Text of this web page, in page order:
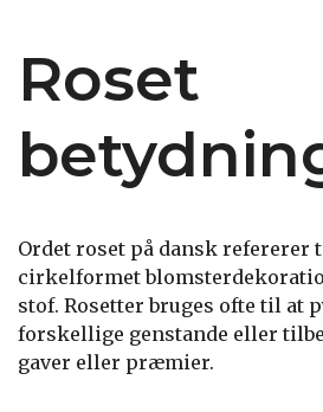
Roset
Ordet roset på dansk refererer
cirkelformet
stof. Rosetter bruges ofte til at
forskellige genstande eller
gaver eller præmier.